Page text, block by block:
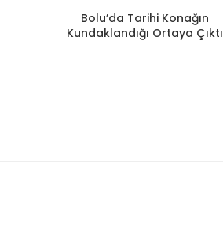
Bolu’da Tarihi Konağın
Kundaklandığı Ortaya Çıktı